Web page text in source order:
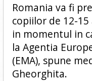
Romania va fi
copiilor de 12-
in momentul in
la Agentia
(EMA), spune
Gheorghita.